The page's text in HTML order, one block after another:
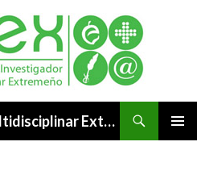
Grupo Investigador Multidisciplinar Extremeño